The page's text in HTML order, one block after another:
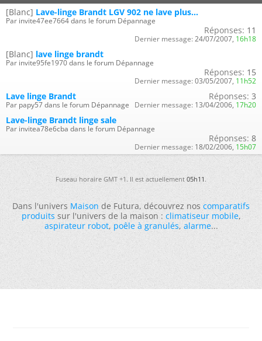
[Blanc] Lave-linge Brandt LGV 902 ne lave plus...
Par invite47ee7664 dans le forum Dépannage
Réponses: 11
Dernier message: 24/07/2007, 16h18
[Blanc] lave linge brandt
Par invite95fe1970 dans le forum Dépannage
Réponses: 15
Dernier message: 03/05/2007, 11h52
Lave linge Brandt
Par papy57 dans le forum Dépannage
Réponses: 3
Dernier message: 13/04/2006, 17h20
Lave-linge Brandt linge sale
Par invitea78e6cba dans le forum Dépannage
Réponses: 8
Dernier message: 18/02/2006, 15h07
Fuseau horaire GMT +1. Il est actuellement05h11.
Dans l'universMaisonde Futura, découvrez noscomparatifs
produitssur l'univers de la maison :climatiseur mobile,
aspirateur robot,poêle à granulés,alarme...